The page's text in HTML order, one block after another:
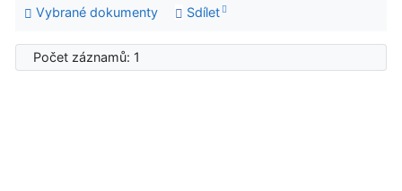
Vybrané dokumenty
Sdílet
Počet záznamů: 1